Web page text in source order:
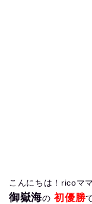
こんにちは！ricoマ
御嶽海の 初優勝